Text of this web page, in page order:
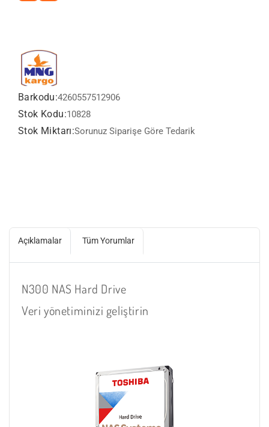
Barkodu:4260557512906
Stok Kodu:10828
Stok Miktarı:Sorunuz Siparişe Göre Tedarik
Açıklamalar Tüm Yorumlar
N300 NAS Hard Drive
Veri yönetiminizi geliştirin